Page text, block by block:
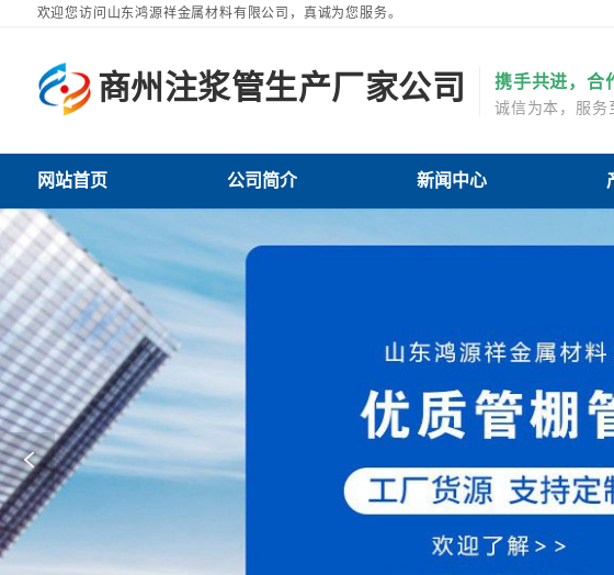
欢迎您访问山东鸿源祥金属材料有限公司，真诚为您服务。
商州注浆管生产厂家公司 携手共进，合
诚信为本，服务
司网站首页
商州注浆管生产厂家公司公司简介商州注浆管生产厂家公司新闻中心商州注浆管生产厂家公司